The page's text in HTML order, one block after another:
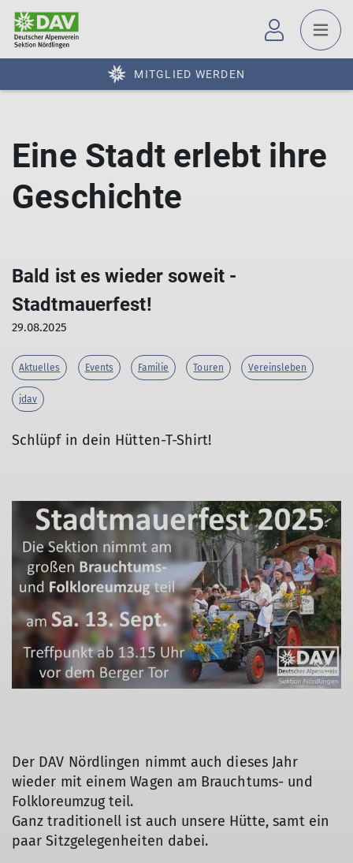
MITGLIED WERDEN
Eine Stadt erlebt ihre
Geschichte
Bald ist es wieder soweit -
Stadtmauerfest!
29.08.2025
Aktuelles Events Familie Touren Vereinsleben
jdav
Schlüpf in dein Hütten-T-Shirt!
© DAV Nördlingen
Der DAV Nördlingen nimmt auch dieses Jahr
wieder mit einem Wagen am Brauchtums- und
Folkloreumzug teil.
Ganz traditionell ist auch unsere Hütte, samt ein
paar Sitzgelegenheiten dabei.